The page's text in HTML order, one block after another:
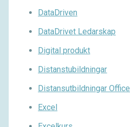
DataDriven
DataDrivet Ledarskap
Digital produkt
Distanstubildningar
Distansutbildningar Office
Excel